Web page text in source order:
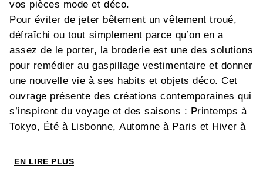
vos pièces mode et déco.
Pour éviter de jeter bêtement un vêtement troué,
défraîchi ou tout simplement parce qu’on en a
assez de le porter, la broderie est une des solutions
pour remédier au gaspillage vestimentaire et donner
une nouvelle vie à ses habits et objets déco. Cet
ouvrage présente des créations contemporaines qui
s’inspirent du voyage et des saisons : Printemps à
Tokyo, Été à Lisbonne, Automne à Paris et Hiver à
l'accroc d'un t-shirt au fil doré à la façon
EN LIRE PLUS